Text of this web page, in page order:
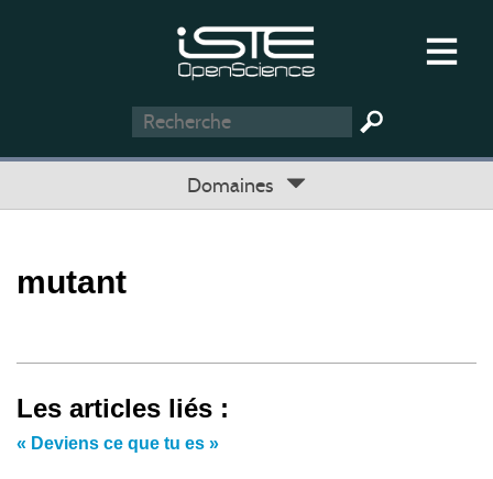
Domaines
mutant
Les articles liés :
« Deviens ce que tu es »